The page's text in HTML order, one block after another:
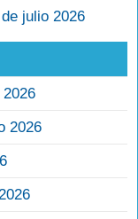
julio 2026
2026